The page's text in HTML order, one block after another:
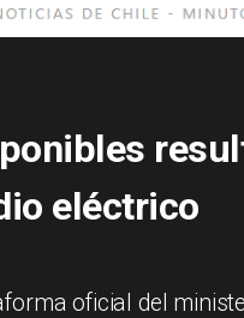
eléctrico
oficial del